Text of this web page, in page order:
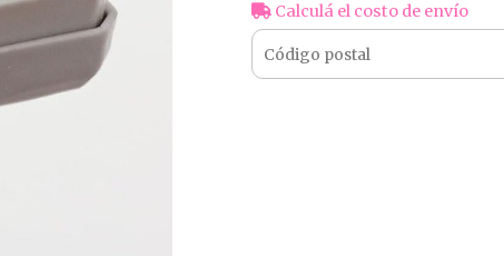
Calculá el costo de envío